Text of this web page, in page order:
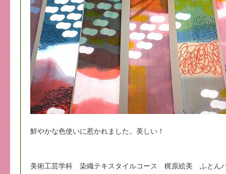
鮮やかな色使いに惹かれました。美しい！
美術工芸学科 染織テキスタイルコース 梶原絵美 ふとん